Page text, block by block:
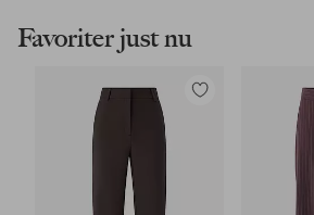
Favoriter just nu
Lägg